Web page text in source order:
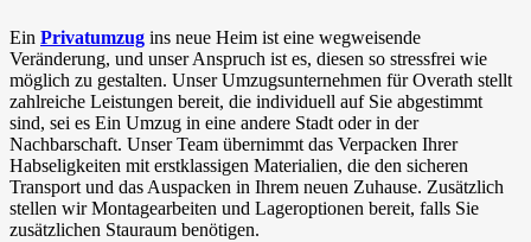
Ein Privatumzug ins neue Heim ist eine wegweisende
Veränderung, und unser Anspruch ist es, diesen so stressfrei wie
möglich zu gestalten. Unser Umzugsunternehmen für Overath stellt
zahlreiche Leistungen bereit, die individuell auf Sie abgestimmt
sind, sei es Ein Umzug in eine andere Stadt oder in der
Nachbarschaft. Unser Team übernimmt das Verpacken Ihrer
Habseligkeiten mit erstklassigen Materialien, die den sicheren
Transport und das Auspacken in Ihrem neuen Zuhause. Zusätzlich
stellen wir Montagearbeiten und Lageroptionen bereit, falls Sie
zusätzlichen Stauraum benötigen.